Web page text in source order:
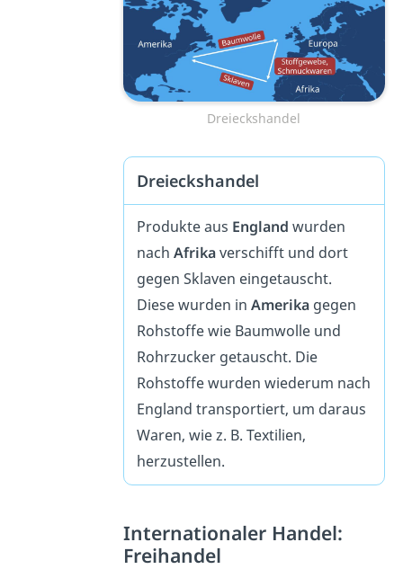
Dreieckshandel
Dreieckshandel
Produkte aus England wurden
nach Afrikaverschifft und dort
gegen Sklaven eingetauscht.
Diese wurden in Amerikagegen
Rohstoffe wie Baumwolle und
Rohrzucker getauscht. Die
Rohstoffe wurden wiederum nach
England transportiert, um daraus
Waren, wie z. B. Textilien,
herzustellen.
Internationaler Handel:
Freihandel